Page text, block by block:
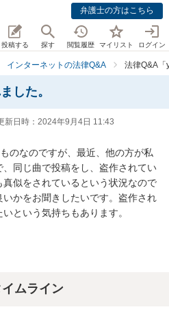
弁護士の方はこちら
投稿する 探す 閲覧履歴 マイリスト ログイン
インターネットの法律Q&A 法律Q&A
した。
新日時： 2024年9月4日 11:43
のなのですが、最近、他の方が私
同じ曲で投稿をし、盗作されてい
似をされているという状況なので
かをお聞きしたいです。盗作され
という気持ちもあります。
ムライン